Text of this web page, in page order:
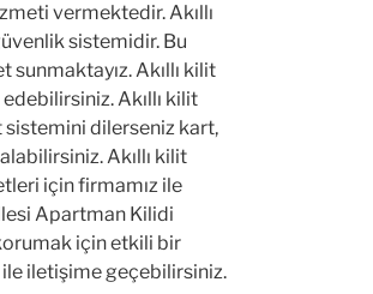
vermektedir. Akıllı
sistemidir. Bu
Akıllı kilit
Akıllı kilit
sistemini dilerseniz kart,
Akıllı kilit
için firmamız ile
Apartman Kilidi
için etkili bir
iletişime geçebilirsiniz.